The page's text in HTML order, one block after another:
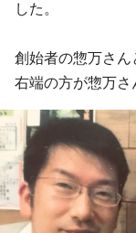
した。
創始者の惣万さん
右端の方が惣万さ